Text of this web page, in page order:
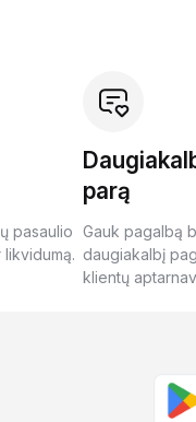
pasaulio
parą
Gauk pagalbą
daugiakalbį
klientų